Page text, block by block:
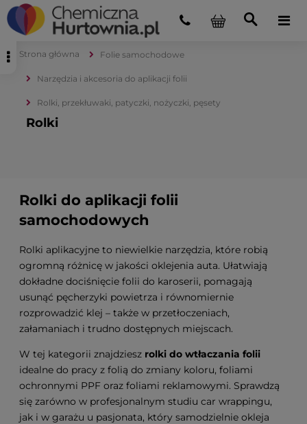
Strona główna Folie samochodowe
Narzędzia i akcesoria do aplikacji folii
Rolki, przekłuwaki, patyczki, nożyczki, pęsety
Rolki
Rolki do aplikacji folii
samochodowych
Rolki aplikacyjne to niewielkie narzędzia, które robią
ogromną różnicę w jakości oklejenia auta. Ułatwiają
dokładne dociśnięcie folii do karoserii, pomagają
usunąć pęcherzyki powietrza i równomiernie
rozprowadzić klej – także w przetłoczeniach,
załamaniach i trudno dostępnych miejscach.
W tej kategorii znajdziesz rolki do wtłaczania folii
idealne do pracy z folią do zmiany koloru, foliami
ochronnymi PPF oraz foliami reklamowymi. Sprawdzą
się zarówno w profesjonalnym studiu car wrappingu,
jak i w garażu u pasjonata, który samodzielnie okleja